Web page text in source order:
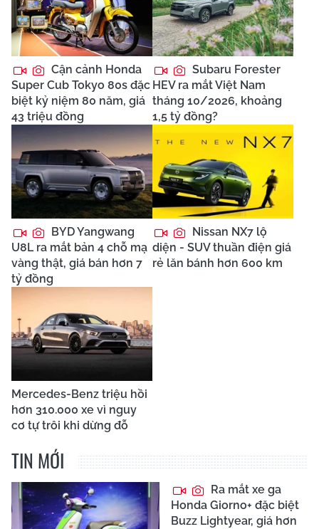
Cận cảnh Honda
Super Cub Tokyo 80s đặc
biệt kỷ niệm 80 năm, giá
43 triệu đồng
Subaru Forester
HEV ra mắt Việt Nam
tháng 10/2026, khoảng
1,5 tỷ đồng?
BYD Yangwang
U8L ra mắt bản 4 chỗ mạ
vàng thật, giá bán hơn 7
tỷ đồng
Nissan NX7 lộ
diện - SUV thuần điện giá
rẻ lăn bánh hơn 600 km
Mercedes-Benz triệu hồi
hơn 310.000 xe vì nguy
cơ tự trôi khi dừng đỗ
TIN MỚI
Ra mắt xe ga
Honda Giorno+ đặc biệt
Buzz Lightyear, giá hơn